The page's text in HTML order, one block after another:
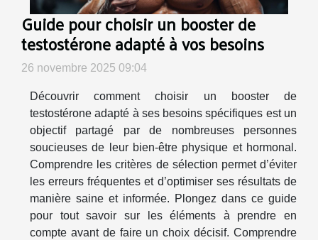
Guide pour choisir un booster de
testostérone adapté à vos besoins
26 novembre 2025 09:04
Découvrir comment choisir un booster de
testostérone adapté à ses besoins spécifiques est un
objectif partagé par de nombreuses personnes
soucieuses de leur bien-être physique et hormonal.
Comprendre les critères de sélection permet d’éviter
les erreurs fréquentes et d’optimiser ses résultats de
manière saine et informée. Plongez dans ce guide
pour tout savoir sur les éléments à prendre en
compte avant de faire un choix décisif. Comprendre